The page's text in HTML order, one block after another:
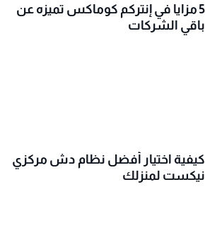
5 مزايا في إنتركم كوماكس تميزه عن
باقي الشركات
كيفية اختيار أفضل نظام دش مركزي
نيكست لمنزلك